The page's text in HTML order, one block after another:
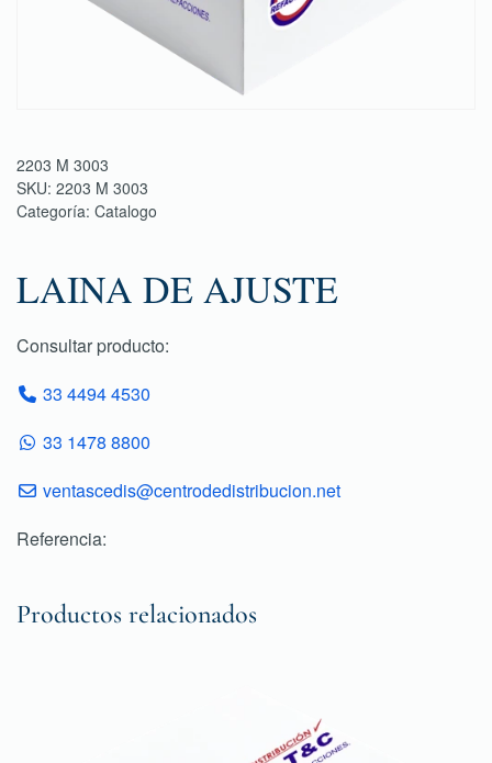
2203 M 3003
SKU: 2203 M 3003
Categoría: Catalogo
LAINA DE AJUSTE
Consultar producto:
33 4494 4530
33 1478 8800
ventascedis@centrodedistribucion.net
Referencia:
Productos relacionados